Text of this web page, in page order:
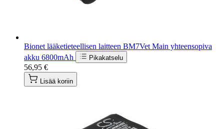
Bionet lääketieteellisen laitteen BM7Vet Main yhteensopiva
akku 6800mAh
Pikakatselu
56,95 €
Lisää koriin